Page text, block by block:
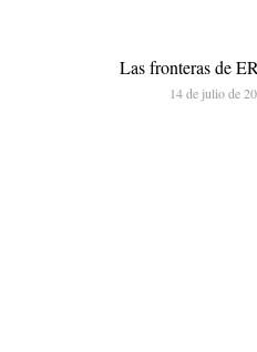
Las fronteras de
14 de julio de